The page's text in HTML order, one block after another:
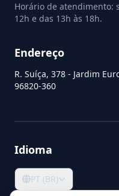
Horário de atendimento:
12h e das 13h às 18h.
Endereço
R. Suíça, 378 - Jardim
96820-360
Idioma
PT (BR)